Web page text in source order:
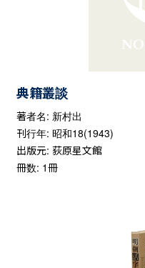
典籍叢談
著者名: 新村出
刊行年: 昭和18(1943)
出版元: 荻原星文館
冊数: 1冊